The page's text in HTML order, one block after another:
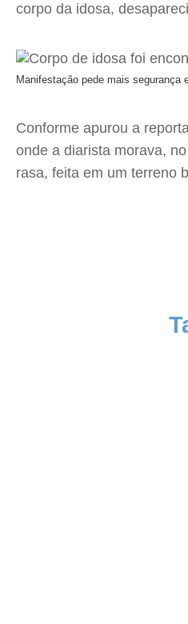
corpo da idosa,
Manifestação pede mais segurança
Conforme apurou a
onde a diarista morava,
rasa, feita em um terreno